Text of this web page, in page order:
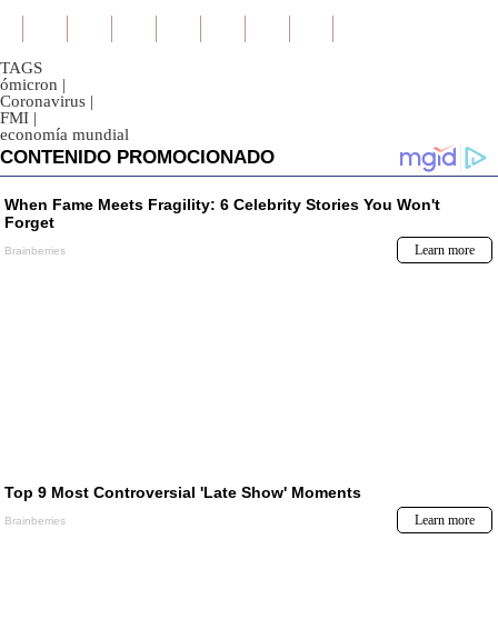
TAGS
ómicron |
Coronavirus |
FMI |
economía mundial